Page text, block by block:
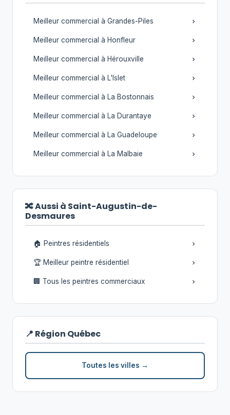
Meilleur commercial à Grandes-Piles
Meilleur commercial à Honfleur
Meilleur commercial à Hérouxville
Meilleur commercial à L'Islet
Meilleur commercial à La Bostonnais
Meilleur commercial à La Durantaye
Meilleur commercial à La Guadeloupe
Meilleur commercial à La Malbaie
🔀 Aussi à Saint-Augustin-de-
Desmaures
🏠 Peintres résidentiels
🏆 Meilleur peintre résidentiel
🏢 Tous les peintres commerciaux
📍 Région Québec
Toutes les villes →